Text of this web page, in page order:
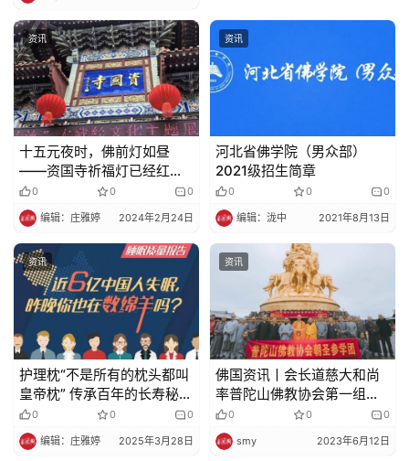
佛
教
艺
术
政
法
规
免
责
明
资讯
十五元夜时，佛前灯如昼
——资国寺祈福灯已经红红
火火地挂起来啦！
0 0 0
编辑：庄雅婷 2024年2月24日
资讯
河北省佛学院（男众部）
2021级招生简章
0 0 0
编辑：泷中 2021年8月13日
资讯
护理枕“不是所有的枕头都叫
皇帝枕” 传承百年的长寿秘方
搭配现代人体工学设计——
山苍子颈椎护理枕护理枕
0 0 0
编辑：庄雅婷 2025年3月28日
资讯
佛国资讯丨会长道慈大和尚
率普陀山佛教协会第一组朝
圣参学团赴四川进行参访交
流
0 0 0
smy 2023年6月12日